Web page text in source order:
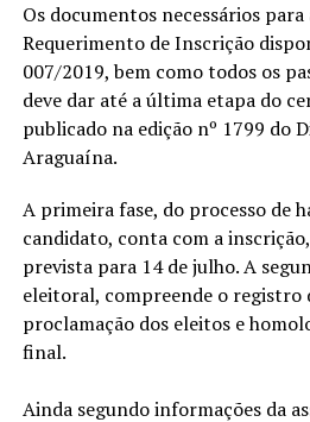
Os documentos necessários
Requerimento de Inscrição
007/2019, bem como todos os
deve dar até a última etapa do
publicado na edição nº 1799 do
Araguaína.
A primeira fase, do processo de
candidato, conta com a
prevista para 14 de julho. A
eleitoral, compreende o registro
proclamação dos eleitos e
final.
Ainda segundo informações da